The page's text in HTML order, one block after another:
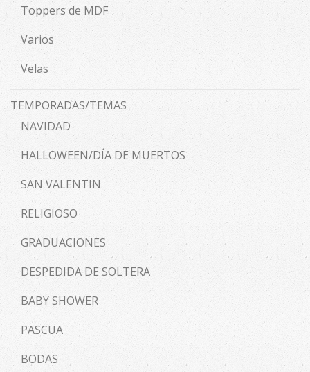
Toppers de MDF
Varios
Velas
TEMPORADAS/TEMAS
NAVIDAD
HALLOWEEN/DÍA DE MUERTOS
SAN VALENTIN
RELIGIOSO
GRADUACIONES
DESPEDIDA DE SOLTERA
BABY SHOWER
PASCUA
BODAS